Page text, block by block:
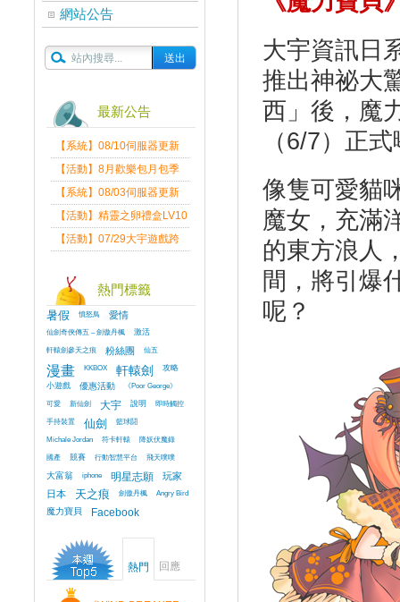
網站公告
最新公告
【系統】08/10伺服器更新
維護公告
【活動】8月歡樂包月包季
送
【系統】08/03伺服器更新
維護公告
【活動】精靈之卵禮盒LV10
限量發送中
【活動】07/29大宇遊戲跨
熱門標籤
暑假 憤怒鳥 愛情
仙劍奇俠傳五 – 劍傲丹楓
激活
軒轅劍參天之痕
粉絲團 仙五
漫畫 KKBOX 軒轅劍
攻略
小遊戲
優惠活動
《Poor George》
可愛
新仙劍 大宇 說明
即時觸控
手持裝置
仙劍
籃球鬪
Michale Jordan
符卡軒轅
降妖伏魔錄
國產
競賽 行動智慧平台 飛天噗噗
大富翁 iphone 明星志願
玩家
日本
天之痕 劍傲丹楓 Angry Bird
魔力寶貝 Facebook
熱門 回應
大宇資訊日
推出神祕大
西」後，魔
（6/7）正
像隻可愛貓
魔女，充滿
的東方浪人
間，將引爆
呢？